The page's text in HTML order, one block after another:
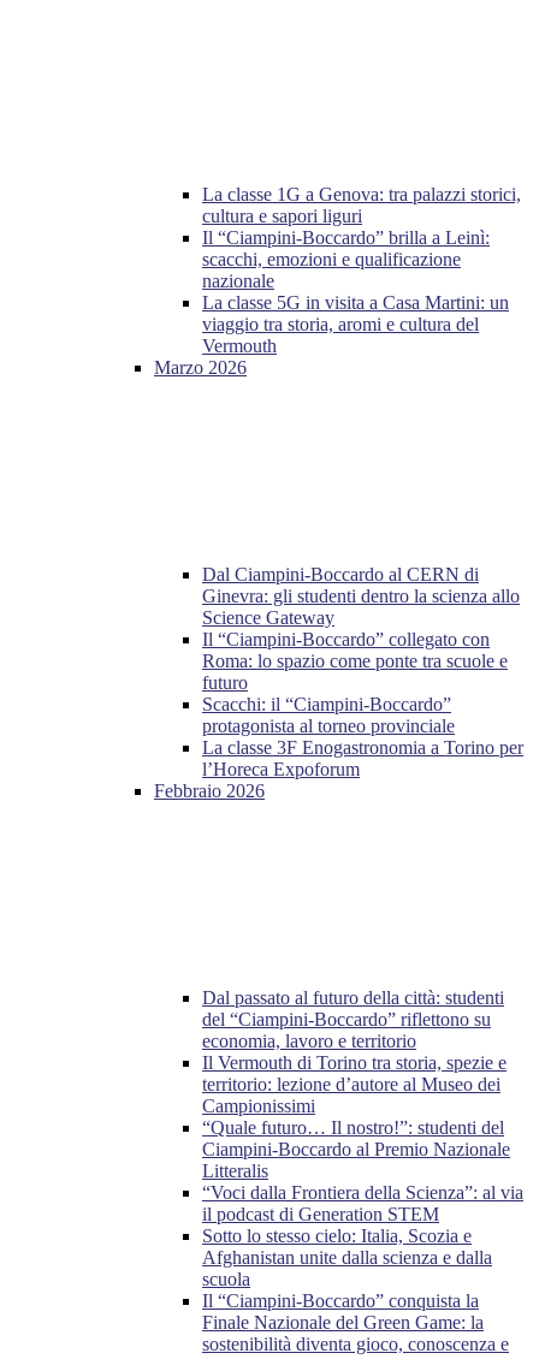
La classe 1G a Genova: tra palazzi storici,
cultura e sapori liguri
Il “Ciampini-Boccardo” brilla a Leinì:
scacchi, emozioni e qualificazione
nazionale
La classe 5G in visita a Casa Martini: un
viaggio tra storia, aromi e cultura del
Vermouth
Marzo 2026
Dal Ciampini-Boccardo al CERN di
Ginevra: gli studenti dentro la scienza allo
Science Gateway
Il “Ciampini-Boccardo” collegato con
Roma: lo spazio come ponte tra scuole e
futuro
Scacchi: il “Ciampini-Boccardo”
protagonista al torneo provinciale
La classe 3F Enogastronomia a Torino per
l’Horeca Expoforum
Febbraio 2026
Dal passato al futuro della città: studenti
del “Ciampini-Boccardo” riflettono su
economia, lavoro e territorio
Il Vermouth di Torino tra storia, spezie e
territorio: lezione d’autore al Museo dei
Campionissimi
“Quale futuro… Il nostro!”: studenti del
Ciampini-Boccardo al Premio Nazionale
Litteralis
“Voci dalla Frontiera della Scienza”: al via
il podcast di Generation STEM
Sotto lo stesso cielo: Italia, Scozia e
Afghanistan unite dalla scienza e dalla
scuola
Il “Ciampini-Boccardo” conquista la
Finale Nazionale del Green Game: la
sostenibilità diventa gioco, conoscenza e